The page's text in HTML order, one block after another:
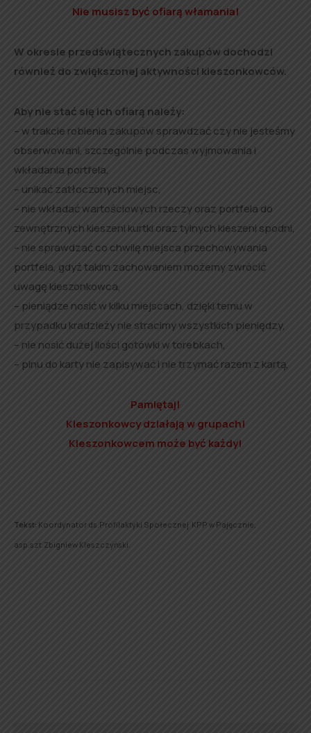
Nie musisz być ofiarą włamania!
W okresie przedświątecznych zakupów dochodzi
również do zwiększonej aktywności kieszonkowców.
Aby nie stać się ich ofiarą należy:
– w trakcie robienia zakupów sprawdzać czy nie jesteśmy
obserwowani, szczególnie podczas wyjmowania i
wkładania portfela,
– unikać zatłoczonych miejsc,
– nie wkładać wartościowych rzeczy oraz portfela do
zewnętrznych kieszeni kurtki oraz tylnych kieszeni spodni,
– nie sprawdzać co chwilę miejsca przechowywania
portfela, gdyż takim zachowaniem możemy zwrócić
uwagę kieszonkowca,
– pieniądze nosić w kilku miejscach, dzięki temu w
przypadku kradzieży nie stracimy wszystkich pieniędzy,
– nie nosić dużej ilości gotówki w torebkach,
– pinu do karty nie zapisywać i nie trzymać razem z kartą,
Pamiętaj!
Kieszonkowcy działają w grupach!
Kieszonkowcem może być każdy!
Tekst: Koordynator ds.Profilaktyki Społecznej KPP w Pajęcznie,
asp.szt.Zbigniew Kleszczyński.